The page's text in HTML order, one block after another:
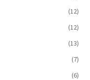
(12)
(12)
(13)
(7)
(6)